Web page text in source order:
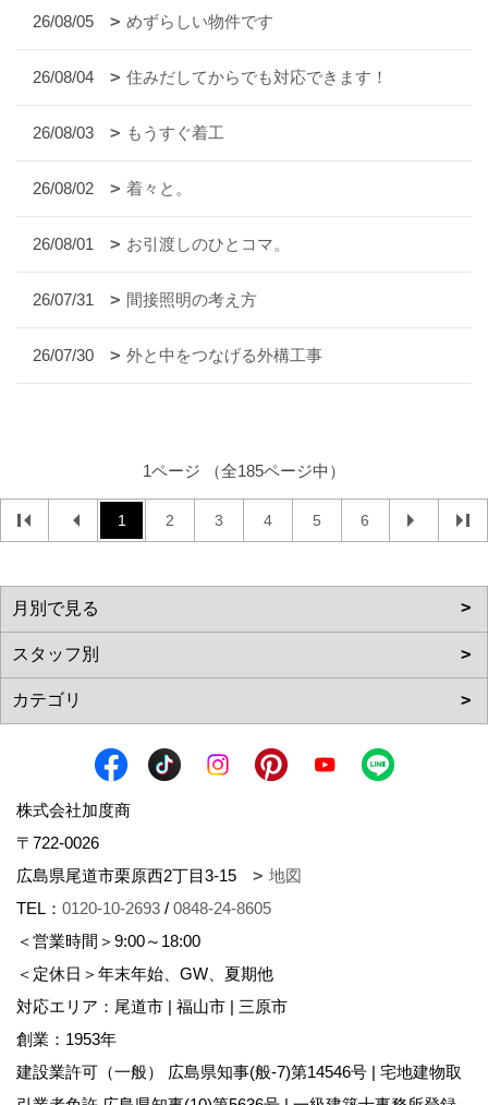
26/08/05 めずらしい物件です
26/08/04 住みだしてからでも対応できます！
26/08/03 もうすぐ着工
26/08/02 着々と。
26/08/01 お引渡しのひとコマ。
26/07/31 間接照明の考え方
26/07/30 外と中をつなげる外構工事
1ページ （全185ページ中）
1 2 3 4 5 6
株式会社加度商
〒722-0026
広島県尾道市栗原西2丁目3-15
地図
TEL： 0120-10-2693 / 0848-24-8605
＜営業時間＞9:00～18:00
＜定休日＞年末年始、GW、夏期他
対応エリア：尾道市 | 福山市 | 三原市
創業：1953年
建設業許可（一般） 広島県知事(般-7)第14546号 | 宅地建物取